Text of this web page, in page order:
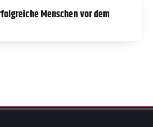
Menschen vor dem